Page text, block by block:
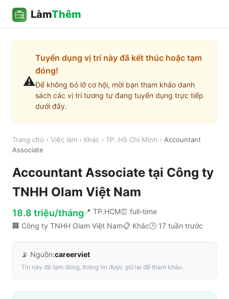
LàmThêm
⚠️
Tuyển dụng vị trí này đã kết thúc hoặc tạm
đóng!
Để không bỏ lỡ cơ hội, mời bạn tham khảo danh
sách các vị trí tương tự đang tuyển dụng trực tiếp
dưới đây.
Trang chủ › Việc làm › Khác › TP. Hồ Chí Minh › Accountant
Associate
Accountant Associate tại Công ty
TNHH Olam Việt Nam
18.8 triệu/tháng 📍 TP.HCM⏰ full-time
🏢 Công ty TNHH Olam Việt Nam📋 Khác🕒 17 tuần trước
📡 Nguồn:careerviet
Tin này đã tạm đóng, thông tin được giữ lại để tham khảo.